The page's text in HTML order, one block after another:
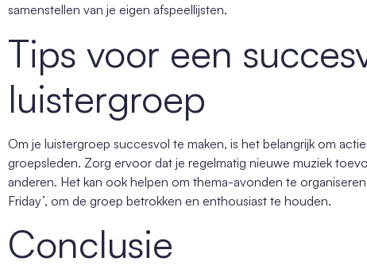
samenstellen van je eigen afspeellijsten.
Tips voor een
luistergroep
Om je luistergroep succesvol te maken, is het belangrijk om
groepsleden. Zorg ervoor dat je regelmatig nieuwe muziek
anderen. Het kan ook helpen om thema-avonden te
Friday’, om de groep betrokken en enthousiast te houden.
Conclusie